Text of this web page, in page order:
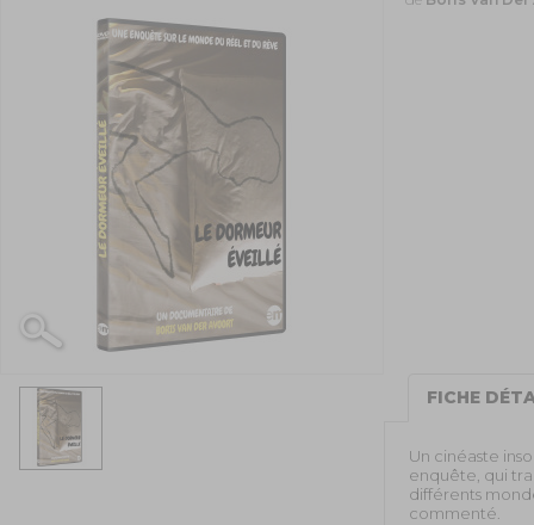
FICHE
Un cinéaste
enquête, qui
différents
commenté.